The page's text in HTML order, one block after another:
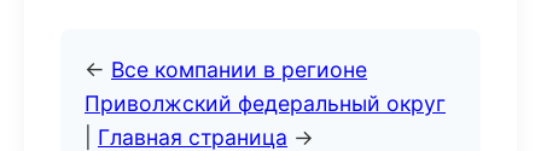
← Все компании в регионе
Приволжский федеральный округ
Главная страница →